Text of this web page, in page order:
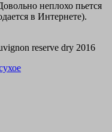
неплохо пьется
в Интернете).